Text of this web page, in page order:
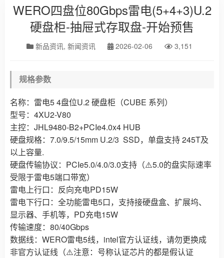
WERO四盘位80Gbps雷电(5+4+3)U.2
硬盘柜-抽屉式存取盘-开始预售
新品资讯, 新闻资讯 2026-02-06 3,151
规格参数
名称：雷电5 4盘位U.2 硬盘柜（CUBE 系列）
型号：4XU2-V80
主控：JHL9480-B2+PCIe4.0x4 HUB
硬盘规格：7.0/9.5/15mm U.2/3 SSD，单盘支持 245T及
以上容量.
硬盘传输协议：PCIe5.0/4.0/3.0支持（⚠️5.0的盘实际速率
受限于雷电5端口带宽）
雷电上行口：反向充电PD15W
雷电下行口：全功能雷电5口，支持接硬盘盒、扩展坞、
显示器、手机等，PD充电15W
传输速度：80/40Gbps
数据线：WERO雷电5线，intel官方认证线，请勿更换成
非官方认证线（⚠️注意：号称认证芯片的都是假认证